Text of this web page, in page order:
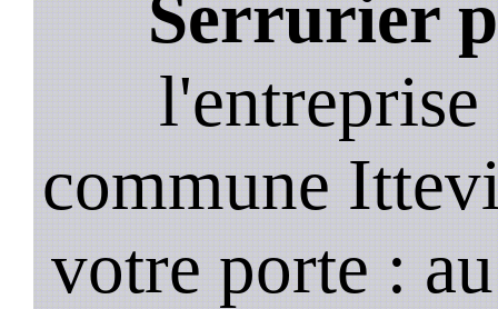
Serrurier
commune
votre porte :